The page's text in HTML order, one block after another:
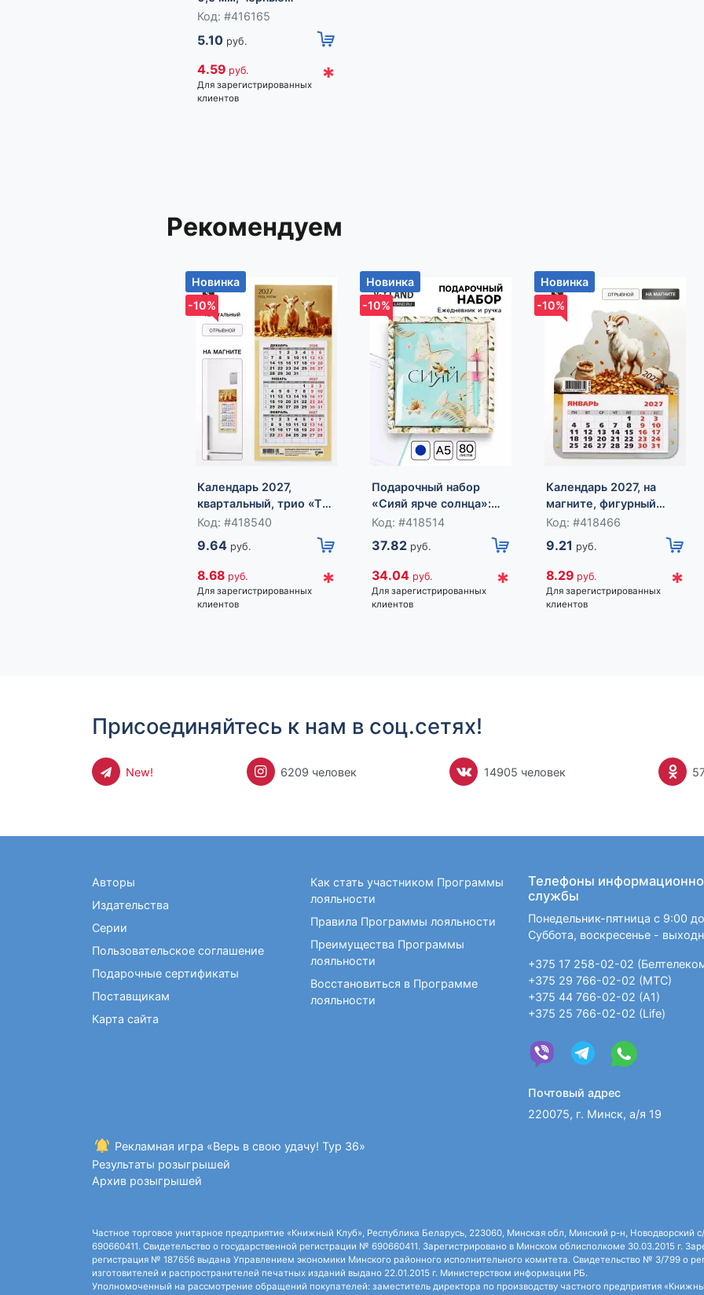
чернила)
Код: #416165
5.10 руб.
4.59 руб.
Для зарегистрированных
клиентов
*
Рекомендуем
Новинка
-10%
Календарь 2027,
квартальный, трио «Три
козленка»
Код: #418540
9.64 руб.
8.68 руб.
Для зарегистрированных
клиентов
*
Новинка
-10%
Подарочный набор
«Сияй ярче солнца»:
ежедневник 80 листов
Код: #418514
37.82 руб.
34.04 руб.
Для зарегистрированных
клиентов
*
Новинка
-10%
Календарь 2027, на
магните, фигурный
«Богатый козлик»
Код: #418466
9.21 руб.
8.29 руб.
Для зарегистрированных
клиентов
*
Присоединяйтесь к нам в соц.сетях!
New! 6209 человек 14905 человек
Авторы
Издательства
Серии
Пользовательское соглашение
Подарочные сертификаты
Поставщикам
Карта сайта
Как стать участником Программы
лояльности
Правила Программы лояльности
Преимущества Программы
лояльности
Восстановиться в Программе
лояльности
Телефоны
службы
Понедельник-пятница с 9:00
Суббота, воскресенье -
+375 17 258-02-02
+375 29 766-02-02 (МТС)
+375 44 766-02-02 (А1)
+375 25 766-02-02 (Life)
Почтовый адрес
220075, г. Минск, а/я 19
Рекламная игра «Верь в свою удачу! Тур 36»
Результаты розыгрышей
Архив розыгрышей
Частное торговое унитарное предприятие «Книжный Клуб», Республика Беларусь, 223060, Минская обл, Минский р-н,
690660411. Свидетельство о государственной регистрации № 690660411. Зарегистрировано в Минском облисполкоме 30.03.2015 г.
регистрация № 187656 выдана Управлением экономики Минского районного исполнительного комитета. Свидетельство № 3/799 о
изготовителей и распространителей печатных изданий выдано 22.01.2015 г. Министерством информации РБ.
Уполномоченный на рассмотрение обращений покупателей: заместитель директора по производству частного предприятия